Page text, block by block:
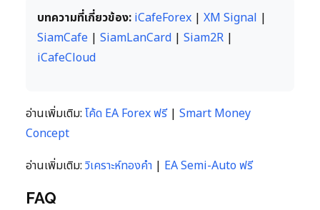
บทความที่เกี่ยวข้อง: iCafeForex | XM Signal |
SiamCafe | SiamLanCard | Siam2R |
iCafeCloud
อ่านเพิ่มเติม: โค้ด EA Forex ฟรี| Smart Money
Concept
อ่านเพิ่มเติม: วิเคราะห์ทองคำ | EA Semi-Auto ฟรี
FAQ